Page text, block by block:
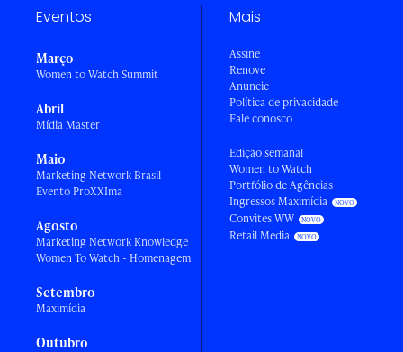
Eventos
Março
Women to Watch Summit
Abril
Mídia Master
Maio
Marketing Network Brasil
Evento ProXXIma
Agosto
Marketing Network Knowledge
Women To Watch - Homenagem
Setembro
Maximídia
Outubro
Mais
Assine
Renove
Anuncie
Política de privacidade
Fale conosco
Edição semanal
Women to Watch
Portfólio de Agências
Ingressos Maximídia
Convites WW
Retail Media